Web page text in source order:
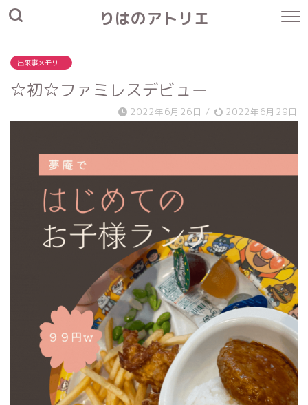
りはのアトリエ
出来事メモリー
☆初☆ファミレスデビュー
2022年6月26日 / 2022年6月29日